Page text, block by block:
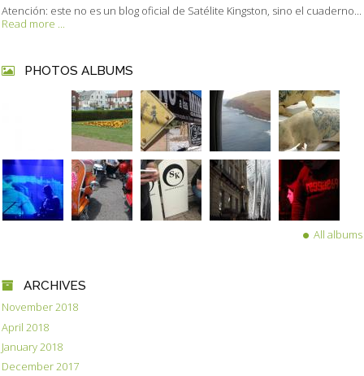
Atención: este no es un blog oficial de Satélite Kingston, sino el cuaderno...
Read more ...
PHOTOS ALBUMS
All albums
ARCHIVES
November 2018
April 2018
January 2018
December 2017